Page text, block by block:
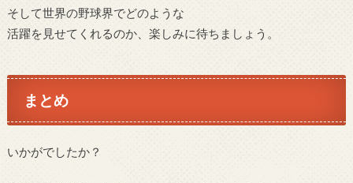
そして世界の野球界でどのような
活躍を見せてくれるのか、楽しみに待ちましょう。
まとめ
いかがでしたか？